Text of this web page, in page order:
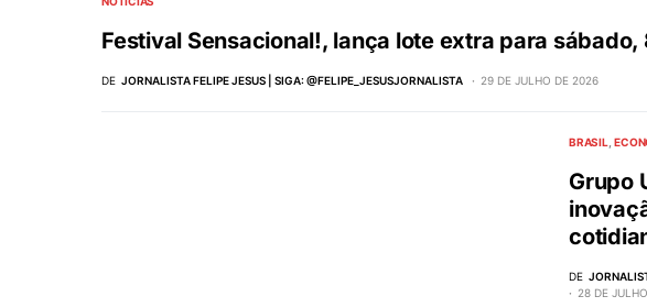
Festival Sensacional!, lança lote extra para sábado,
DE JORNALISTA FELIPE JESUS | SIGA: @FELIPE_JESUSJORNALISTA 29 DE JULHO DE 2026
BRASIL
Grupo
DE
28 DE